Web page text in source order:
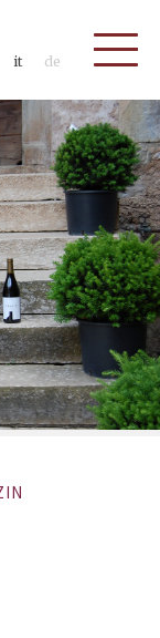
it de